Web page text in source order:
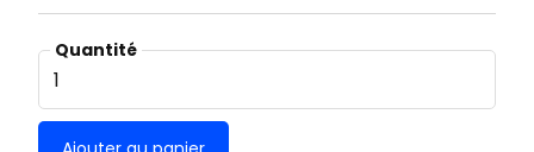
Quantité